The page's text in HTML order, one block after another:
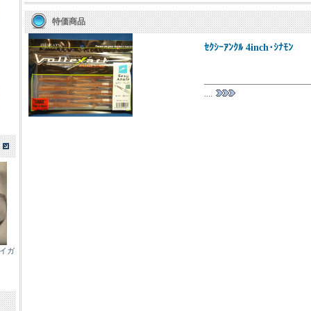
ガ
特価商品
ｾｸｼｰｱﾝｸﾙ 4inch･ｼﾅﾓﾝ